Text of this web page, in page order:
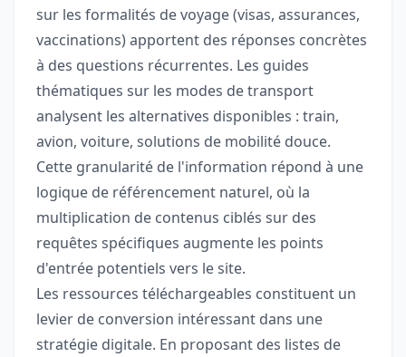
sur les formalités de voyage (visas, assurances,
vaccinations) apportent des réponses concrètes
à des questions récurrentes. Les guides
thématiques sur les modes de transport
analysent les alternatives disponibles : train,
avion, voiture, solutions de mobilité douce.
Cette granularité de l'information répond à une
logique de référencement naturel, où la
multiplication de contenus ciblés sur des
requêtes spécifiques augmente les points
d'entrée potentiels vers le site.
Les ressources téléchargeables constituent un
levier de conversion intéressant dans une
stratégie digitale. En proposant des listes de